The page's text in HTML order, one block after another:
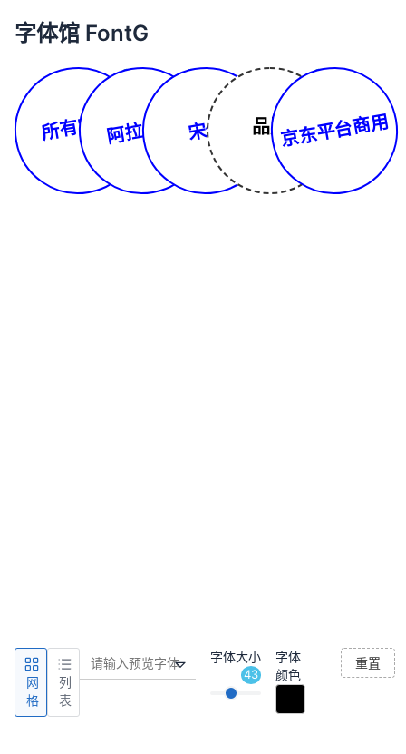
字体馆 FontG
所有字体阿拉伯文 宋体 品牌京东平台商用
网
格
列
表
字体大小
43
字体
颜色
重置